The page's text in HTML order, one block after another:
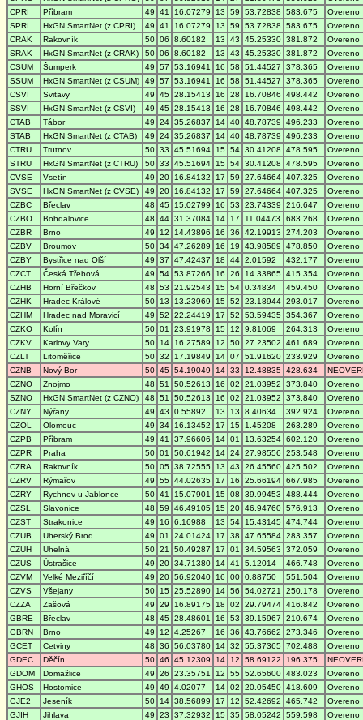
CPRI
Příbram 49 41 16.07279 13 59 53.72838 583.675
Overeno
SPRI
HxGN SmartNet (z CPRI) 49 41 16.07279 13 59 53.72838 583.675
Overeno
CRAK
Rakovník 50 06 8.60182 13 43 45.25330 381.872
Overeno
SRAK
HxGN SmartNet (z CRAK) 50 06 8.60182 13 43 45.25330 381.872
Overeno
CSUM
Šumperk 49 57 53.16941 16 58 51.44527 378.365
Overeno
SSUM
HxGN SmartNet (z CSUM) 49 57 53.16941 16 58 51.44527 378.365
Overeno
CSVI
Svitavy 49 45 28.15413 16 28 16.70846 498.442
Overeno
SSVI
HxGN SmartNet (z CSVI) 49 45 28.15413 16 28 16.70846 498.442
Overeno
CTAB
Tábor 49 24 35.26837 14 40 48.78739 496.233
Overeno
STAB
HxGN SmartNet (z CTAB) 49 24 35.26837 14 40 48.78739 496.233
Overeno
CTRU
Trutnov 50 33 45.51694 15 54 30.41208 478.595
Overeno
STRU
HxGN SmartNet (z CTRU) 50 33 45.51694 15 54 30.41208 478.595
Overeno
CVSE
Vsetín 49 20 16.84132 17 59 27.64664 407.325
Overeno
SVSE
HxGN SmartNet (z CVSE) 49 20 16.84132 17 59 27.64664 407.325
Overeno
CZBC
Břeclav 48 45 15.02799 16 53 23.74339 216.647
Overeno
CZBO
Bohdalovice 48 44 31.37084 14 17 11.04473 683.268
Overeno
CZBR
Brno 49 12 14.43896 16 36 42.19913 274.203
Overeno
CZBV
Broumov 50 34 47.26289 16 19 43.98589 478.850
Overeno
CZBY
Bystřice nad Olší 49 37 47.42437 18 44 2.01592 432.177
Overeno
CZCT
Česká Třebová 49 54 53.87266 16 26 14.33865 415.354
Overeno
CZHB
Horní Břečkov 48 53 21.92543 15 54 0.34834 459.450
Overeno
CZHK
Hradec Králové 50 13 13.23969 15 52 23.18944 293.017
Overeno
CZHM
Hradec nad Moravicí 49 52 22.24419 17 52 53.59435 354.367
Overeno
CZKO
Kolín 50 01 23.91978 15 12 9.81069 264.313
Overeno
CZKV
Karlovy Vary 50 14 16.27589 12 50 27.23502 461.689
Overeno
CZLT
Litoměřice 50 32 17.19849 14 07 51.91620 233.929
Overeno
CZNB
Nový Bor 50 45 54.19049 14 33 12.48835 428.634
CZNO
Znojmo 48 51 50.52613 16 02 21.03952 373.840
Overeno
SZNO
HxGN SmartNet (z CZNO) 48 51 50.52613 16 02 21.03952 373.840
Overeno
CZNY
Nýřany 49 43 0.55892 13 13 8.40634 392.924
Overeno
CZOL
Olomouc 49 34 16.13452 17 15 1.45208 263.289
Overeno
CZPB
Příbram 49 41 37.96606 14 01 13.63254 602.120
Overeno
CZPR
Praha 50 01 50.61942 14 24 27.98556 253.548
Overeno
CZRA
Rakovník 50 05 38.72555 13 43 26.45560 425.502
Overeno
CZRV
Rýmařov 49 55 44.02635 17 16 25.66194 667.985
Overeno
CZRY
Rychnov u Jablonce 50 41 15.07901 15 08 39.99453 488.444
Overeno
CZSL
Slavonice 48 59 46.49105 15 20 46.94760 576.913
Overeno
CZST
Strakonice 49 16 6.16988 13 54 15.43145 474.744
Overeno
CZUB
Uherský Brod 49 01 24.01424 17 38 47.65584 283.357
Overeno
CZUH
Uhelná 50 21 50.49287 17 01 34.59563 372.059
Overeno
CZUS
Ústrašice 49 20 34.71380 14 41 5.12014 466.748
Overeno
CZVM
Velké Meziříčí 49 20 56.92040 16 00 0.88750 551.504
Overeno
CZVS
Všejany 50 15 25.52890 14 56 54.02721 250.178
Overeno
CZZA
Zašová 49 29 16.89175 18 02 29.79474 416.842
Overeno
GBRE
Břeclav 48 45 28.48601 16 53 39.15967 210.674
Overeno
GBRN
Brno 49 12 4.25267 16 36 43.76662 273.346
Overeno
GCET
Cetviny 48 36 56.03780 14 32 55.37365 702.488
Overeno
GDEC
Děčín 50 46 45.12309 14 12 58.69122 196.375
GDOM
Domažlice 49 26 23.35751 12 55 52.65600 483.023
Overeno
GHOS
Hostomice 49 49 4.02077 14 02 20.05450 418.609
Overeno
GJE2
Jeseník 50 14 38.56899 17 12 52.42692 465.742
Overeno
GJIH
Jihlava 49 23 37.32932 15 35 58.05242 559.598
Overeno